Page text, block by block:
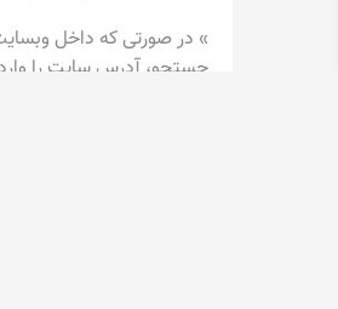
» در صورتی که داخل
جستجو، آدرس سایت را